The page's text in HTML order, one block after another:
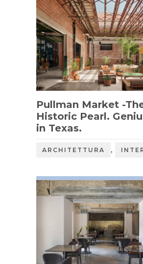
Pullman Market -
Historic Pearl.
in Texas.
ARCHITETTURA ,